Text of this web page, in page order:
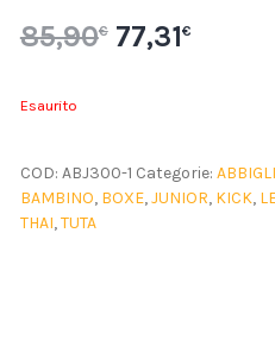
85,90€ 77,31€
Esaurito
COD: ABJ300-1 Categorie:
BAMBINO, BOXE,JUNIOR, KICK,
THAI,TUTA